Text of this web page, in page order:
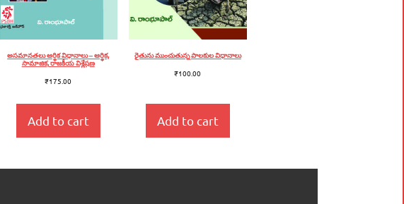
అసమానతలు ఆర్థిక విధానాలు – ఆర్థిక,
సామాజిక, రాజకీయ విశ్లేషణ
₹175.00
Add to cart
రైతును ముంచుతున్న పాలకుల విధానాలు
₹100.00
Add to cart